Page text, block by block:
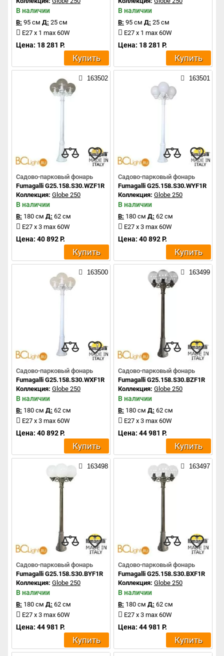
В наличии
В: 95 см Д: 25 см
E27 x 1 max 60W
Цена: 18 281 Р.
Купить
В наличии
В: 95 см Д: 25 см
E27 x 1 max 60W
Цена: 18 281 Р.
Купить
163502
Садово-парковый фонарь
Fumagalli G25.158.S30.WZF1R
Коллекция: Globe 250
В наличии
В: 180 см Д: 62 см
E27 x 3 max 60W
Цена: 40 892 Р.
Купить
163501
Садово-парковый фонарь
Fumagalli G25.158.S30.WYF1R
Коллекция: Globe 250
В наличии
В: 180 см Д: 62 см
E27 x 3 max 60W
Цена: 40 892 Р.
Купить
163500
Садово-парковый фонарь
Fumagalli G25.158.S30.WXF1R
Коллекция: Globe 250
В наличии
В: 180 см Д: 62 см
E27 x 3 max 60W
Цена: 40 892 Р.
Купить
163499
Садово-парковый фонарь
Fumagalli G25.158.S30.BZF1R
Коллекция: Globe 250
В наличии
В: 180 см Д: 62 см
E27 x 3 max 60W
Цена: 44 981 Р.
Купить
163498
Садово-парковый фонарь
Fumagalli G25.158.S30.BYF1R
Коллекция: Globe 250
В наличии
В: 180 см Д: 62 см
E27 x 3 max 60W
Цена: 44 981 Р.
Купить
163497
Садово-парковый фонарь
Fumagalli G25.158.S30.BXF1R
Коллекция: Globe 250
В наличии
В: 180 см Д: 62 см
E27 x 3 max 60W
Цена: 44 981 Р.
Купить